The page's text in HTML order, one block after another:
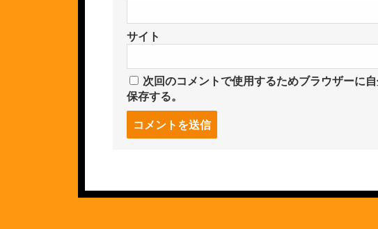
サイト
次回のコメントで使用するためブラウザーに
保存する。
る